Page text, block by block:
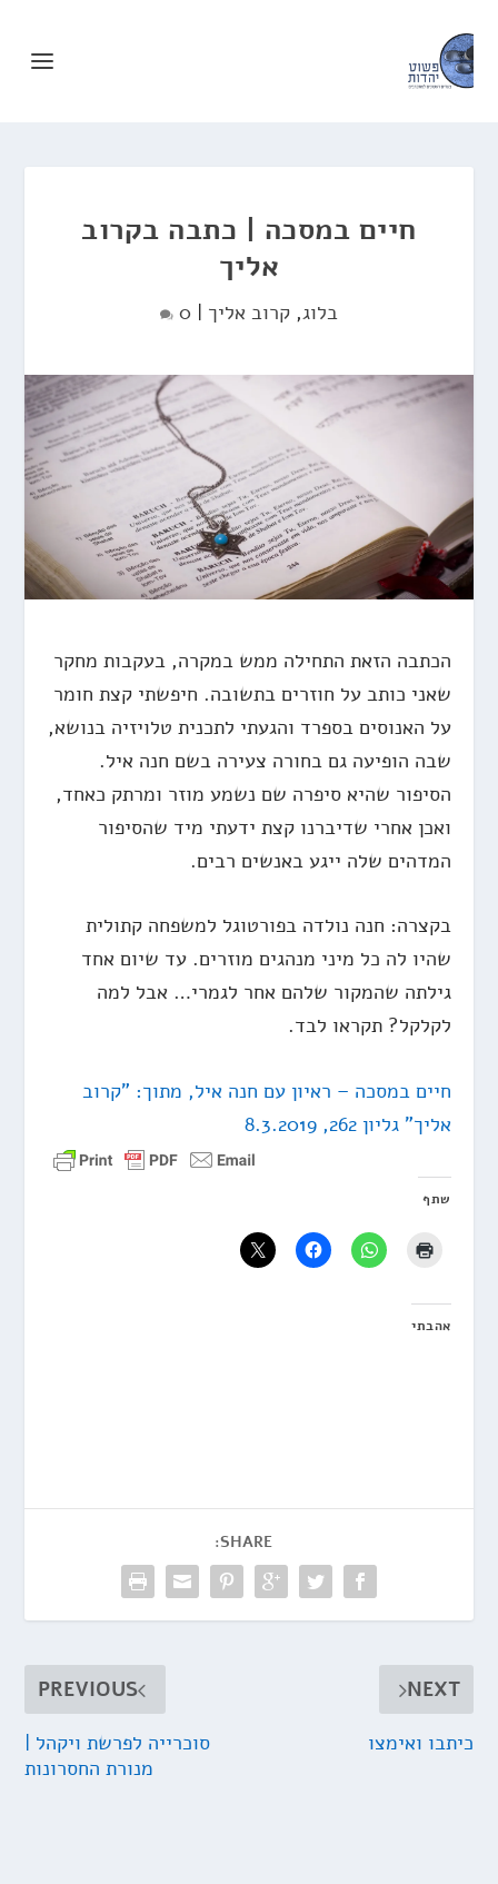
חיים במסכה | כתבה בקרוב
אליך
בלוג, קרוב אליך |
0
הכתבה הזאת התחילה ממש במקרה, בעקבות מחקר
שאני כותב על חוזרים בתשובה. חיפשתי קצת חומר
על האנוסים בספרד והגעתי לתכנית טלויזיה בנושא,
שבה הופיעה גם בחורה צעירה בשם חנה איל.
הסיפור שהיא סיפרה שם נשמע מוזר ומרתק כאחד,
ואכן אחרי שדיברנו קצת ידעתי מיד שהסיפור
המדהים שלה ייגע באנשים רבים.
בקצרה: חנה נולדה בפורטוגל למשפחה קתולית
שהיו לה כל מיני מנהגים מוזרים. עד שיום אחד
גילתה שהמקור שלהם אחר לגמרי… אבל למה
לקלקל? תקראו לבד.
חיים במסכה – ראיון עם חנה איל, מתוך: "קרוב
אליך" גליון 262, 8.3.2019
שתף
אהבתי
SHARE:
PREVIOUS
סוכרייה לפרשת ויקהל |
מנורת החסרונות
NEXT
כיתבו ואימצו